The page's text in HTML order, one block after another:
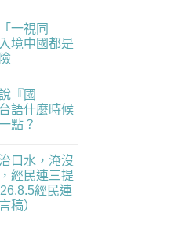
一視同
境中國都是
『國
語什麼時候
點？
口水，淹沒
經民連三提
經民連
稿）